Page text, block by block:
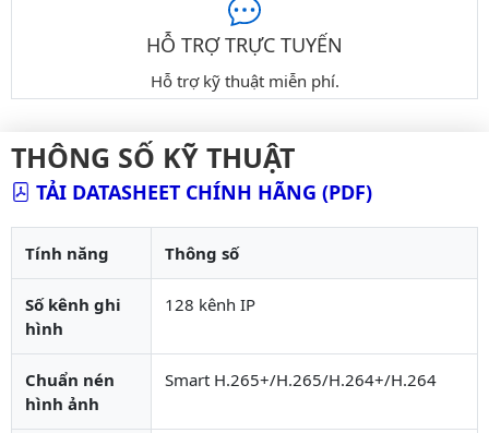
HỖ TRỢ TRỰC TUYẾN
Hỗ trợ kỹ thuật miễn phí.
THÔNG SỐ KỸ THUẬT
TẢI DATASHEET CHÍNH HÃNG (PDF)
Tính năng Thông số
Số kênh ghi
hình
128 kênh IP
Chuẩn nén
hình ảnh
Smart H.265+/H.265/H.264+/H.264